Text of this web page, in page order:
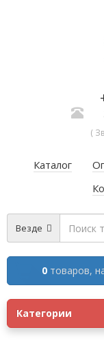
(
Каталог
Везде
0 товаров,
Категории